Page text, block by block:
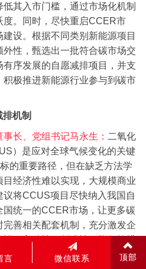
其入市门槛，通过市场化机制
。同时，尽快重启CCER市
设。根据不同类别新能源项目
性，甄选出一批符合碳市场交
序发展的自愿减排项目，并支
极推进新能源行业参与到碳市
机制
长、党组书记马永生： 二氧化
）是应对全球气候变化的关键
的重要路径，但在缺乏方法学
经济性难以实现，大规模商业
议将CCUS项目尽快纳入我国自
统一的CCER市场，让更多碳
善相关配套机制，充分激发企
、主动性、创造性，降低控排
时，建议研究并发布CCUS方法
言 微信联系 顶部